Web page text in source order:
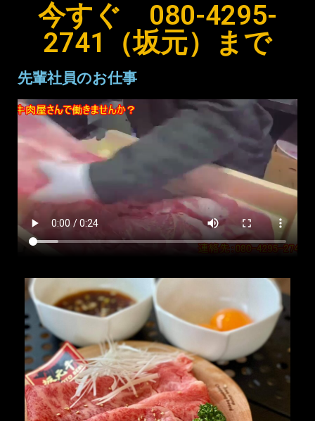
今すぐ 080-4295-
2741（坂元）まで
先輩社員のお仕事